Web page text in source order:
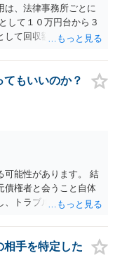
け等の日常的な育児、
婦それぞれの勤務状
かといった、これまで
れの収入に応じて負担
は、法律事務所ごとに
して１０万円台から３
して回収額の１０％か
もあります。 もっと
先が分かるか、慰謝料
むかによって、費用は
になった場合、回収
しょう。 弁護士選び
体的に答えてくれる
局員を介するかな
と思います。いずれに
は、証拠資料、夫と相
への影響、離婚予定の
もいいのか？
可能性があります。 結
債権者と会うこと自体
、トラブル防止の観点
済の約束は絶対にしな
とトラブルの元になり
相手の感情に流されな
相手を特定した